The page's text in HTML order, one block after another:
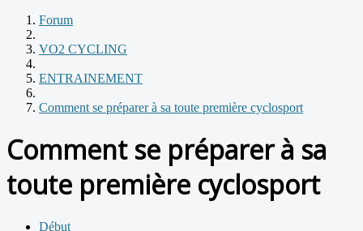
Forum
VO2 CYCLING
ENTRAINEMENT
Comment se préparer à sa toute première cyclosport
Comment se préparer à sa
toute première cyclosport
Début